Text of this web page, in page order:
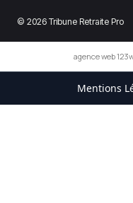
© 2026 Tribune Retraite Pro
agence web
Mentions